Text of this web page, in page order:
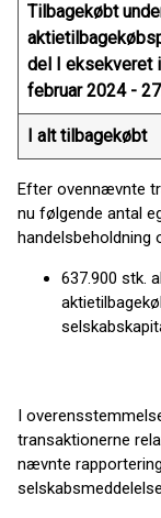
Tilbagekøbt
del I eksekveret
februar 2024 -
I alt tilbagekøbt
Efter ovennævnte
nu følgende antal
handelsbeholdning
637.900 stk.
I
transaktionerne
nævnte